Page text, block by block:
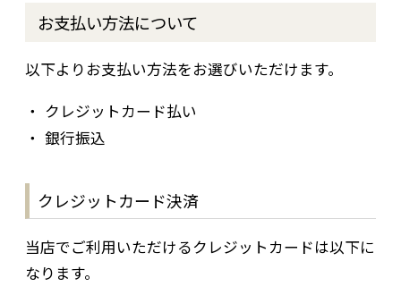
お支払い方法について
以下よりお支払い方法をお選びいただけます。
クレジットカード払い
銀行振込
クレジットカード決済
当店でご利用いただけるクレジットカードは以下に
なります。